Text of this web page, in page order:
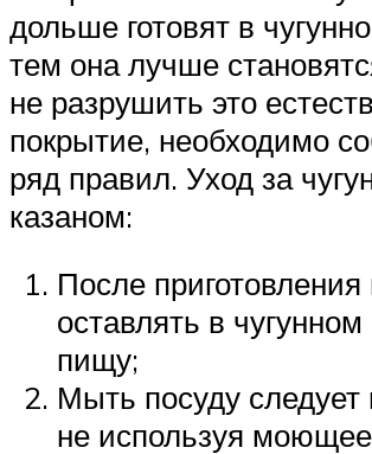
дольше готовят в
тем она лучше
не разрушить это
покрытие, необходимо
ряд правил. Уход за
казаном:
После приготовления
оставлять в чугунном
пищу;
Мыть посуду следует
не используя